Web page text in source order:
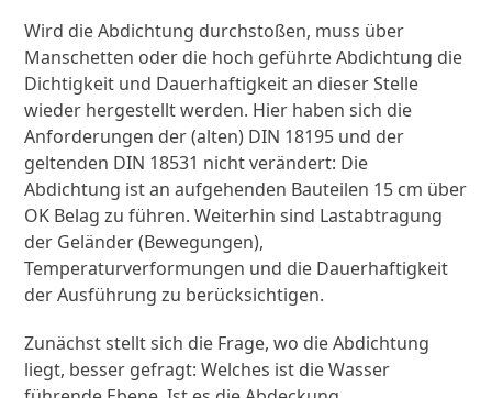
Wird die Abdichtung durchstoßen, muss über
Manschetten oder die hoch geführte Abdichtung die
Dichtigkeit und Dauerhaftigkeit an dieser Stelle
wieder hergestellt werden. Hier haben sich die
Anforderungen der (alten) DIN 18195 und der
geltenden DIN 18531 nicht verändert: Die
Abdichtung ist an aufgehenden Bauteilen 15 cm über
OK Belag zu führen. Weiterhin sind Lastabtragung
der Geländer (Bewegungen),
Temperaturverformungen und die Dauerhaftigkeit
der Ausführung zu berücksichtigen.
Zunächst stellt sich die Frage, wo die Abdichtung
liegt, besser gefragt: Welches ist die Wasser